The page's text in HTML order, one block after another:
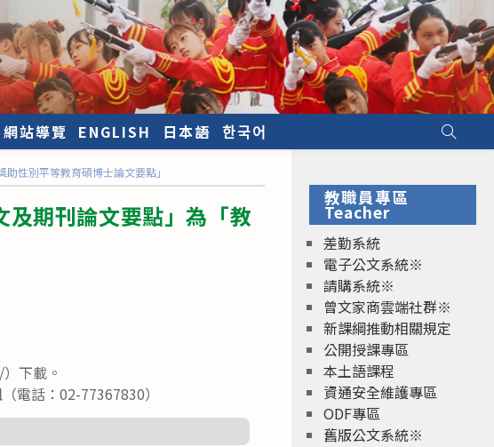
網站導覽 ENGLISH 日本語 한국어
性別平等教育碩博士論文要點」
期刊論文要點」為「教
下載。
電話：02-77367830）
教職員專區
Teacher
差勤系統
電子公文系統※
請購系統※
曾文家商雲端社群※
新課綱推動相關規定
公開授課專區
本土語課程
資通安全維護專區
ODF專區
舊版公文系統※